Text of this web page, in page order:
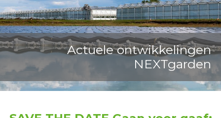
Actuele ontwikkelingen
NEXTgarden